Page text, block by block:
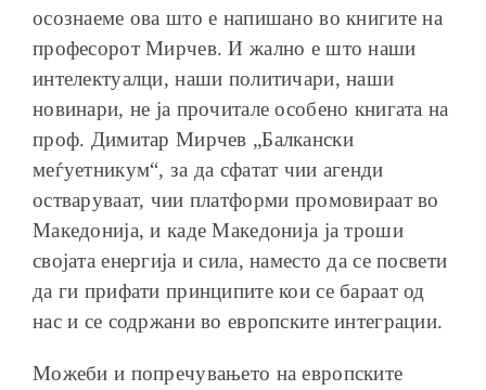
осознаеме ова што е напишано во книгите на
професорот Мирчев. И жално е што наши
интелектуалци, наши политичари, наши
новинари, не ја прочитале особено книгата на
проф. Димитар Мирчев „Балкански
меѓуетникум“, за да сфатат чии агенди
остваруваат, чии платформи промовираат во
Македонија, и каде Македонија ја троши
својата енергија и сила, наместо да се посвети
да ги прифати принципите кои се бараат од
нас и се содржани во европските интеграции.
Можеби и попречувањето на европските